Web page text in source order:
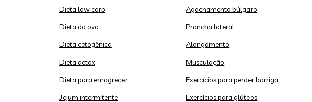
Dieta low carb
Dieta do ovo
Dieta cetogênica
Dieta detox
Dieta para emagrecer
Jejum intermitente
Agachamento búlgaro
Prancha lateral
Alongamento
Musculação
Exercícios para perder barriga
Exercícios para glúteos